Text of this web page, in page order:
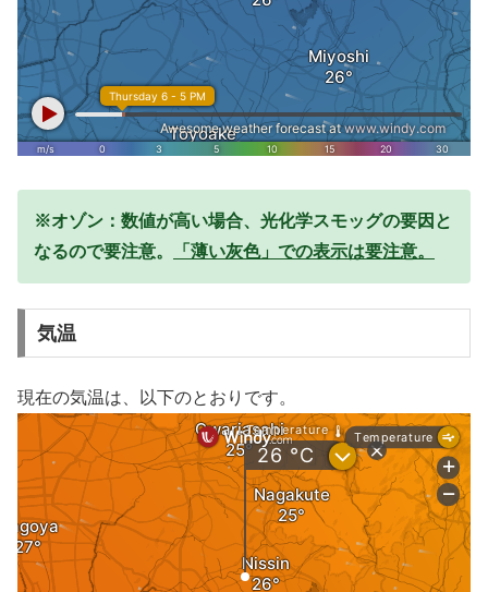
※オゾン：数値が高い場合、光化学スモッグの要因と
なるので要注意。
「薄い灰色」での表示は要注意。
気温
現在の気温は、以下のとおりです。